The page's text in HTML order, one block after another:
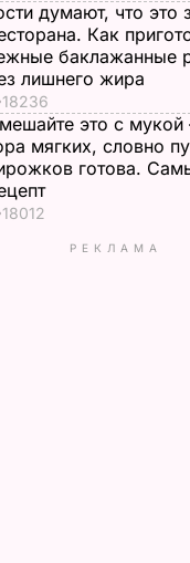
думают, что это
Как
баклажанные
лишнего жира
18236
это с мукой
мягких, словно
готова.
18012
РЕКЛАМА